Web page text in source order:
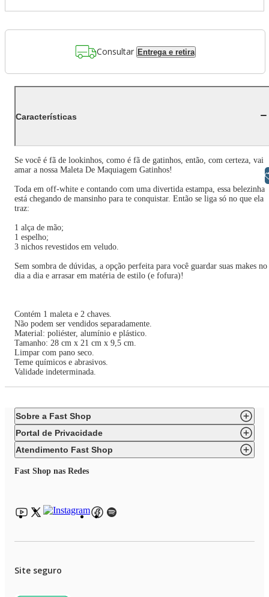
Consultar Entrega e retira
Características
Se você é fã de lookinhos, como é fã de gatinhos, então, com certeza, vai
amar a nossa Maleta De Maquiagem Gatinhos!
Toda em off-white e contando com uma divertida estampa, essa belezinha
está chegando de mansinho para te conquistar. Então se liga só no que ela
traz:
1 alça de mão;
1 espelho;
3 nichos revestidos em veludo.
Sem sombra de dúvidas, a opção perfeita para você guardar suas makes no
dia a dia e arrasar em matéria de estilo (e fofura)!
Contém 1 maleta e 2 chaves.
Não podem ser vendidos separadamente.
Material: poliéster, alumínio e plástico.
Tamanho: 28 cm x 21 cm x 9,5 cm.
Limpar com pano seco.
Teme químicos e abrasivos.
Validade indeterminada.
Sobre a Fast Shop
Portal de Privacidade
Atendimento Fast Shop
Fast Shop nas Redes
Site seguro